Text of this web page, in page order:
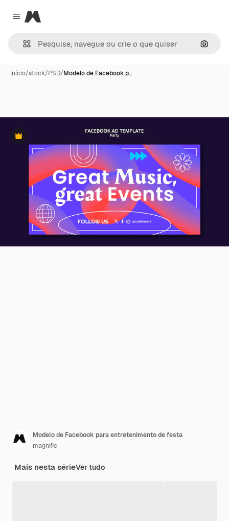
Close menu
Magnific
Início/stock/PSD/Modelo de Facebook p…
Premium
Modelo de Facebook para entretenimento de festa
magnific
Mais nesta sérieVer tudo